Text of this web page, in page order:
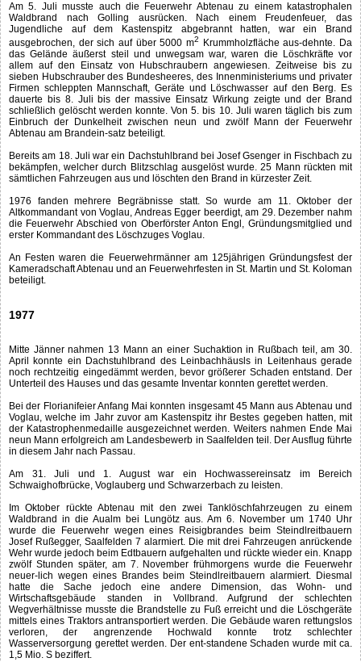
Am 5. Juli musste auch die Feuerwehr Abtenau zu einem katastrophalen
Waldbrand nach Golling ausrücken. Nach einem Freudenfeuer, das
Jugendliche auf dem Kastenspitz abgebrannt hatten, war ein Brand
ausgebrochen, der sich auf über 5000 m2
Krummholzfläche aus-dehnte. Da
das Gelände äußerst steil und unwegsam war, waren die Löschkräfte vor
allem auf den Einsatz von Hubschraubern angewiesen. Zeitweise bis zu
sieben Hubschrauber des Bundesheeres, des Innenministeriums und privater
Firmen schleppten Mannschaft, Geräte und Löschwasser auf den Berg. Es
dauerte bis 8. Juli bis der massive Einsatz Wirkung zeigte und der Brand
schließlich gelöscht werden konnte. Von 5. bis 10. Juli waren täglich bis zum
Einbruch der Dunkelheit zwischen neun und zwölf Mann der Feuerwehr
Abtenau am Brandein-satz beteiligt.
Bereits am 18. Juli war ein Dachstuhlbrand bei Josef Gsenger in Fischbach zu
bekämpfen, welcher durch Blitzschlag ausgelöst wurde. 25 Mann rückten mit
sämtlichen Fahrzeugen aus und löschten den Brand in kürzester Zeit.
1976 fanden mehrere Begräbnisse statt. So wurde am 11. Oktober der
Altkommandant von Voglau, Andreas Egger beerdigt, am 29. Dezember nahm
die Feuerwehr Abschied von Oberförster Anton Engl, Gründungsmitglied und
erster Kommandant des Löschzuges Voglau.
An Festen waren die Feuerwehrmänner am 125jährigen Gründungsfest der
Kameradschaft Abtenau und an Feuerwehrfesten in St. Martin und St. Koloman
beteiligt.
1977
Mitte Jänner nahmen 13 Mann an einer Suchaktion in Rußbach teil, am 30.
April konnte ein Dachstuhlbrand des Leinbachhäusls in Leitenhaus gerade
noch rechtzeitig eingedämmt werden, bevor größerer Schaden entstand. Der
Unterteil des Hauses und das gesamte Inventar konnten gerettet werden.
Bei der Florianifeier Anfang Mai konnten insgesamt 45 Mann aus Abtenau und
Voglau, welche im Jahr zuvor am Kastenspitz ihr Bestes gegeben hatten, mit
der Katastrophenmedaille ausgezeichnet werden. Weiters nahmen Ende Mai
neun Mann erfolgreich am Landesbewerb in Saalfelden teil. Der Ausflug führte
in diesem Jahr nach Passau.
Am 31. Juli und 1. August war ein Hochwassereinsatz im Bereich
Schwaighofbrücke, Voglauberg und Schwarzerbach zu leisten.
Im Oktober rückte Abtenau mit den zwei Tanklöschfahrzeugen zu einem
Waldbrand in die Aualm bei Lungötz aus. Am 6. November um 1740 Uhr
wurde die Feuerwehr wegen eines Reisigbrandes beim Steindlreitbauern
Josef Rußegger, Saalfelden 7 alarmiert. Die mit drei Fahrzeugen anrückende
Wehr wurde jedoch beim Edtbauern aufgehalten und rückte wieder ein. Knapp
zwölf Stunden später, am 7. November frühmorgens wurde die Feuerwehr
neuer-lich wegen eines Brandes beim Steindlreitbauern alarmiert. Diesmal
hatte die Sache jedoch eine andere Dimension, das Wohn- und
Wirtschaftsgebäude standen in Vollbrand. Aufgrund der schlechten
Wegverhältnisse musste die Brandstelle zu Fuß erreicht und die Löschgeräte
mittels eines Traktors antransportiert werden. Die Gebäude waren rettungslos
verloren, der angrenzende Hochwald konnte trotz schlechter
Wasserversorgung gerettet werden. Der ent-standene Schaden wurde mit ca.
1,5 Mio. S beziffert.